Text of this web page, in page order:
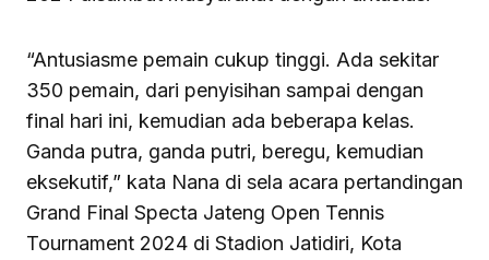
“Antusiasme pemain cukup tinggi. Ada sekitar
350 pemain, dari penyisihan sampai dengan
final hari ini, kemudian ada beberapa kelas.
Ganda putra, ganda putri, beregu, kemudian
eksekutif,” kata Nana di sela acara pertandingan
Grand Final Specta Jateng Open Tennis
Tournament 2024 di Stadion Jatidiri, Kota